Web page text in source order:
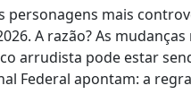
personagens mais
A razão? As mudanças
arrudista pode estar
Federal apontam: a